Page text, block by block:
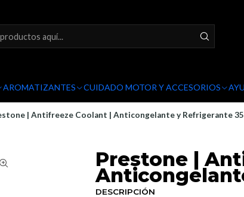
AROMATIZANTES CUIDADO MOTOR Y ACCESORIOS
| Antifreeze Coolant | Anticongelante y Refrigerante
Prestone |
DESCRIPCIÓN